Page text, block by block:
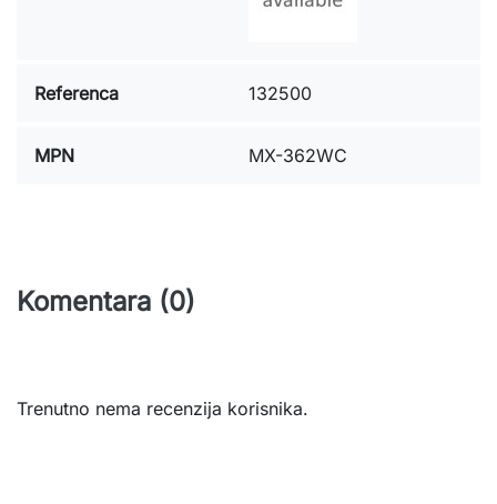
Referenca 132500
MPN MX-362WC
Komentara (0)
Trenutno nema recenzija korisnika.